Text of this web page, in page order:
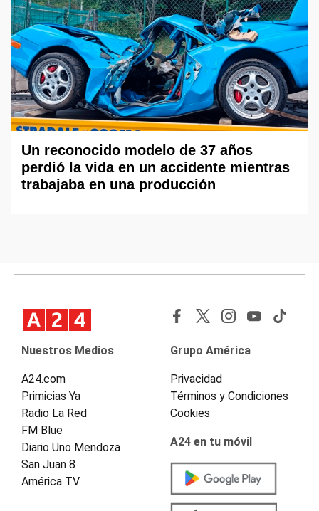
Un reconocido modelo de 37 años
perdió la vida en un accidente mientras
trabajaba en una producción
Nuestros Medios
A24.com
Primicias Ya
Radio La Red
FM Blue
Diario Uno Mendoza
San Juan 8
América TV
Grupo América
Privacidad
Términos y Condiciones
Cookies
A24 en tu móvil